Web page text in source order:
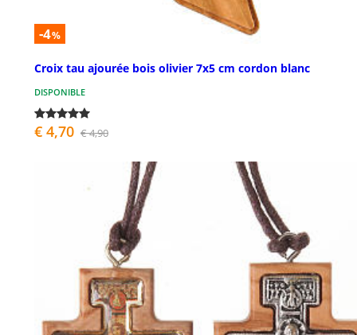
-4%
Croix tau ajourée bois olivier 7x5 cm cordon blanc
DISPONIBLE
€ 4,70 € 4,90